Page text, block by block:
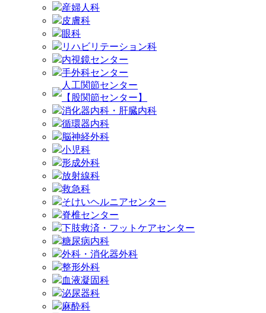
産婦人科
皮膚科
眼科
リハビリテーション科
内視鏡センター
手外科センター
人工関節センター
【股関節センター】
消化器内科・肝臓内科
循環器内科
脳神経外科
小児科
形成外科
放射線科
救急科
そけいヘルニアセンター
脊椎センター
下肢救済・フットケアセンター
糖尿病内科
外科・消化器外科
整形外科
血液凝固科
泌尿器科
麻酔科